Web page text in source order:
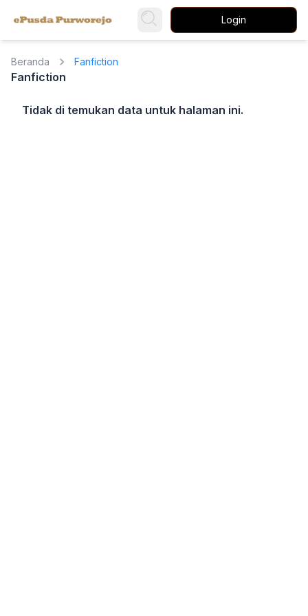
Login
Beranda Fanfiction
Fanfiction
Tidak di temukan data untuk halaman ini.